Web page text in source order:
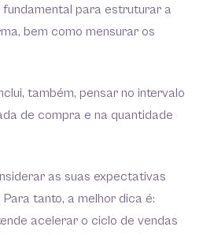
para estruturar a
bem como mensurar os
também, pensar no intervalo
de compra e na quantidade
as suas expectativas
tanto, a melhor dica é:
acelerar o ciclo de vendas